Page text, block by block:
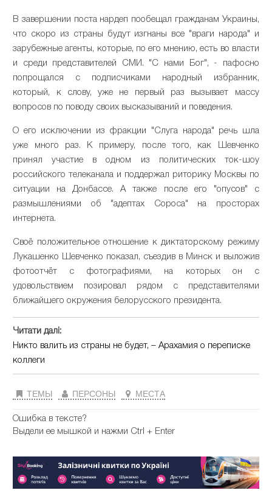
В завершении поста нардеп пообещал гражданам Украины,
что скоро из страны будут изгнаны все "враги народа" и
зарубежные агенты, которые, по его мнению, есть во власти
и среди представителей СМИ. "С нами Бог", - пафосно
попрощался с подписчиками народный избранник,
который, к слову, уже не первый раз вызывает массу
вопросов по поводу своих высказываний и поведения.
О его исключении из фракции "Слуга народа" речь шла
уже много раз. К примеру, после того, как Шевченко
принял участие в одном из политических ток-шоу
российского телеканала и поддержал риторику Москвы по
ситуации на Донбассе. А также после его "опусов" с
размышлениями об "адептах Сороса" на просторах
интернета.
Своё положительное отношение к диктаторскому режиму
Лукашенко Шевченко показал, съездив в Минск и выложив
фотоотчёт с фотографиями, на которых он с
удовольствием позировал рядом с представителями
ближайшего окружения белорусского президента.
Читати далі:
Никто валить из страны не будет, – Арахамия о переписке
коллеги
ТЕМЫ ПЕРСОНЫ МЕСТА
Ошибка в тексте?
Выдели ее мышкой и нажми Ctrl + Enter